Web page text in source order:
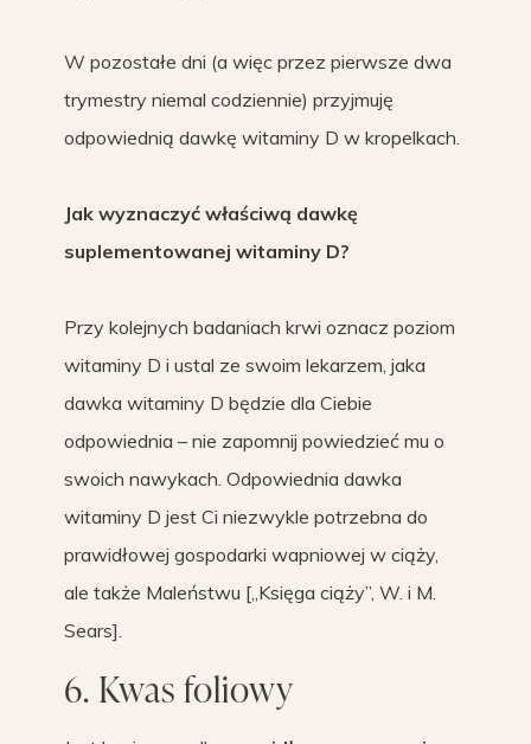
W pozostałe dni (a więc przez pierwsze dwa
trymestry niemal codziennie) przyjmuję
odpowiednią dawkę witaminy D w kropelkach.
Jak wyznaczyć właściwą dawkę
suplementowanej witaminy D?
Przy kolejnych badaniach krwi oznacz poziom
witaminy D i ustal ze swoim lekarzem, jaka
dawka witaminy D będzie dla Ciebie
odpowiednia – nie zapomnij powiedzieć mu o
swoich nawykach. Odpowiednia dawka
witaminy D jest Ci niezwykle potrzebna do
prawidłowej gospodarki wapniowej w ciąży,
ale także Maleństwu [„Księga ciąży”, W. i M.
Sears].
6. Kwas foliowy